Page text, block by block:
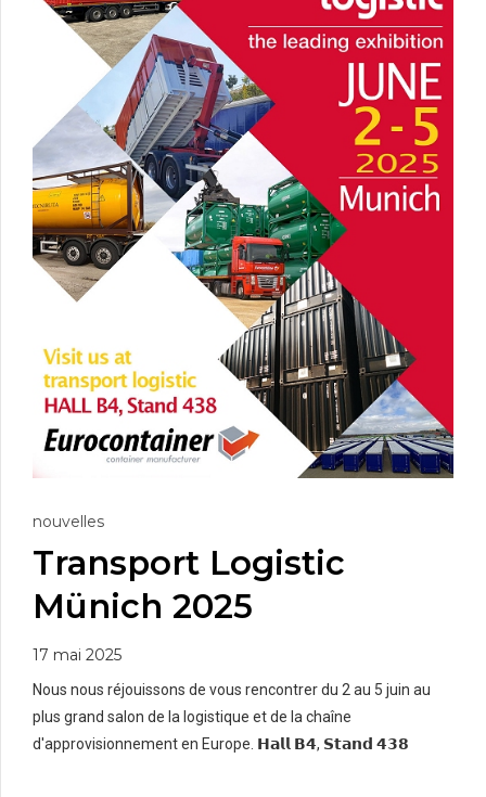
nouvelles
Transport Logistic
Münich 2025
17 mai 2025
Nous nous réjouissons de vous rencontrer du 2 au 5 juin au
plus grand salon de la logistique et de la chaîne
d'approvisionnement en Europe. 𝗛𝗮𝗹𝗹 𝗕𝟰, 𝗦𝘁𝗮𝗻𝗱 𝟰𝟯𝟴